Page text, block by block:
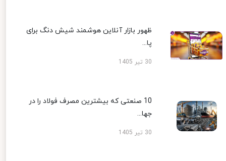
ظهور بازار آنلاین هوشمند شیش دنگ برای
پا...
30 تیر 1405
10 صنعتی که بیشترین مصرف فولاد را در
جها...
30 تیر 1405